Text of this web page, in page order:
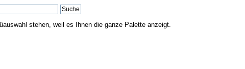
stehen, weil es Ihnen die ganze Palette anzeigt.